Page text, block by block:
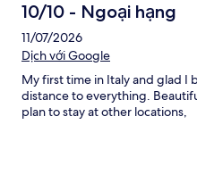
10/10 - Ngoại hạng
11/07/2026
Dịch với Google
My first time in Italy and glad I
distance to everything.
plan to stay at other locations,